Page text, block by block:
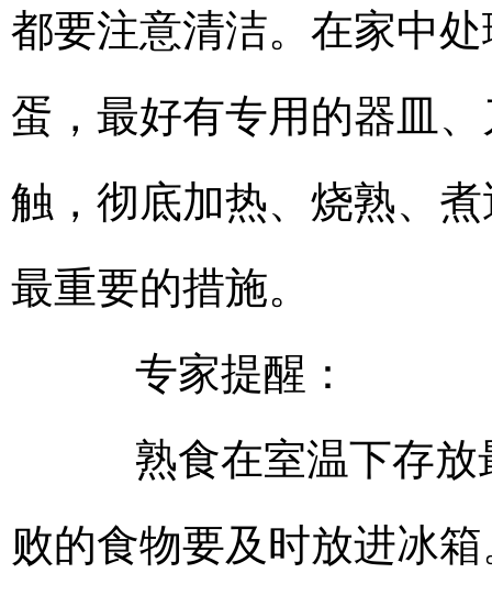
都要注意清洁。在家中
蛋，最好有专用的器皿
触，彻底加热、烧熟、
最重要的措施。
专家提醒：
熟食在室温下存放
败的食物要及时放进冰箱